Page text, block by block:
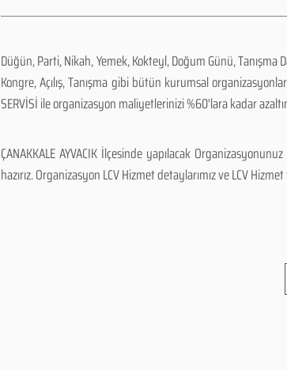
Düğün, Parti, Nikah, Yemek, Kokteyl, Doğum Günü,
Kongre, Açılış, Tanışma gibi bütün kurumsal
SERVİSİ ile organizasyon maliyetlerinizi %60'lara kadar
ÇANAKKALE AYVACIK İlçesinde yapılacak
hazırız. Organizasyon LCV Hizmet detaylarımız ve LCV